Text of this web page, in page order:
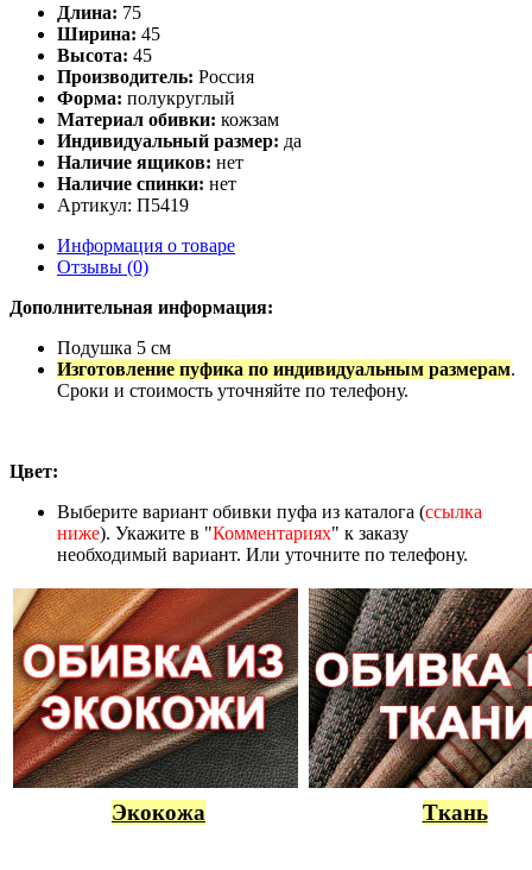
Длина: 75
Ширина: 45
Высота: 45
Производитель: Россия
Форма: полукруглый
Материал обивки: кожзам
Индивидуальный размер: да
Наличие ящиков: нет
Наличие спинки: нет
Артикул: П5419
Информация о товаре
Отзывы (0)
Дополнительная информация:
Подушка 5 см
Изготовление пуфика по индивидуальным размерам.
Сроки и стоимость уточняйте по телефону.
Цвет:
Выберите вариант обивки пуфа из каталога (ссылка
ниже). Укажите в "Комментариях" к заказу
необходимый вариант. Или уточните по телефону.
Экокожа Ткань